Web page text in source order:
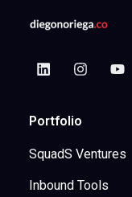
Portfolio
SquadS Ventures
Inbound Tools